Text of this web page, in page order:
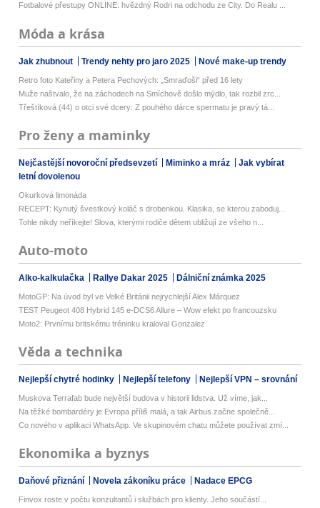
Fotbalové přestupy ONLINE: hvězdný Rodri na odchodu ze City. Do Realu ...
Móda a krása
Jak zhubnout Trendy nehty pro jaro 2025 Nové make-up trendy
Retro foto Kateřiny a Petera Pechových: „Smraďoši“ před 16 lety
Muže naštvalo, že na záchodech na Smíchově došlo mýdlo, tak rozbil zrc...
Třeštíková (44) o otci své dcery: Z pouhého dárce spermatu je pravý tá...
Pro ženy a maminky
Nejčastější novoroční předsevzetí Miminko a mráz
Jak vybírat
letní dovolenou
Okurková limonáda
RECEPT: Kynutý švestkový koláč s drobenkou. Klasika, se kterou zaboduj...
Tohle nikdy neříkejte! Slova, kterými rodiče dětem ubližují ze všeho n...
Auto-moto
Alko-kalkulačka Rallye Dakar 2025 Dálniční známka 2025
MotoGP: Na úvod byl ve Velké Británii nejrychlejší Alex Márquez
TEST Peugeot 408 Hybrid 145 e-DCS6 Allure – Wow efekt po francouzsku
Moto2: Prvnímu britskému tréninku kraloval Gonzalez
Věda a technika
Nejlepší chytré hodinky Nejlepší telefony Nejlepší VPN – srovnání
Muskova Terrafab bude největší budova v historii lidstva. Už víme, jak...
Na těžké bombardéry je Evropa příliš malá, a tak Airbus začne společně...
Co nového v aplikaci WhatsApp. Ve skupinovém chatu můžete používat zmí...
Ekonomika a byznys
Daňové přiznání Novela zákoníku práce Nadace EPCG
Finvox roste v počtu konzultantů i službách pro klienty. Jeho součástí...